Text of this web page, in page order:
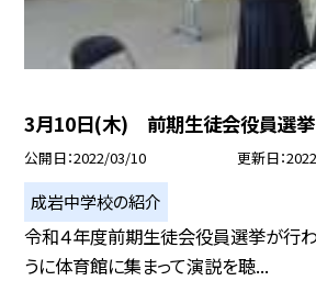
3月10日(木) 前期生徒会役員選挙
公開日 2022/03/10 更新日
成岩中学校の紹介
令和４年度前期生徒会役員選挙が行わ
うに体育館に集まって演説を聴...